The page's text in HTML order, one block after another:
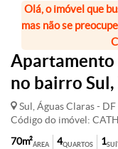
Olá, o imóvel que
mas não se
Apartamento
no bairro Sul,
Sul, Águas Claras - DF
Código do imóvel:
ÁREA
70m² QUARTOS
4 1